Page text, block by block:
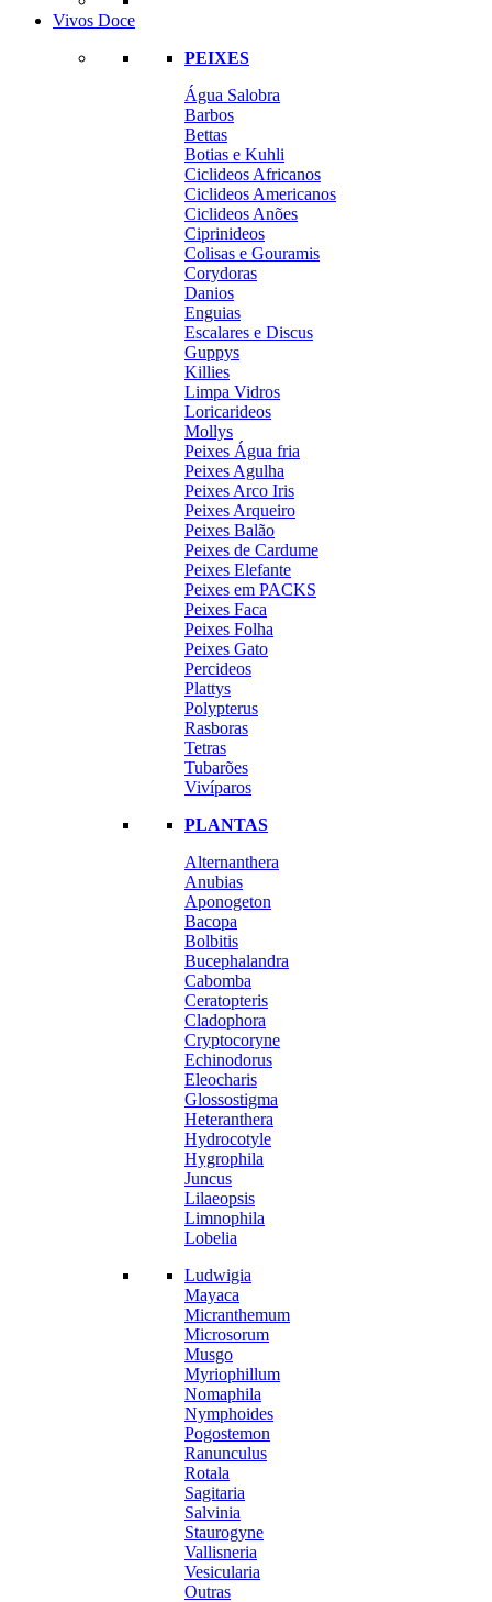
Vivos Doce
PEIXES
Água Salobra
Barbos
Bettas
Botias e Kuhli
Ciclideos Africanos
Ciclideos Americanos
Ciclideos Anões
Ciprinideos
Colisas e Gouramis
Corydoras
Danios
Enguias
Escalares e Discus
Guppys
Killies
Limpa Vidros
Loricarideos
Mollys
Peixes Água fria
Peixes Agulha
Peixes Arco Iris
Peixes Arqueiro
Peixes Balão
Peixes de Cardume
Peixes Elefante
Peixes em PACKS
Peixes Faca
Peixes Folha
Peixes Gato
Percideos
Plattys
Polypterus
Rasboras
Tetras
Tubarões
Vivíparos
PLANTAS
Alternanthera
Anubias
Aponogeton
Bacopa
Bolbitis
Bucephalandra
Cabomba
Ceratopteris
Cladophora
Cryptocoryne
Echinodorus
Eleocharis
Glossostigma
Heteranthera
Hydrocotyle
Hygrophila
Juncus
Lilaeopsis
Limnophila
Lobelia
Ludwigia
Mayaca
Micranthemum
Microsorum
Musgo
Myriophillum
Nomaphila
Nymphoides
Pogostemon
Ranunculus
Rotala
Sagitaria
Salvinia
Staurogyne
Vallisneria
Vesicularia
Outras